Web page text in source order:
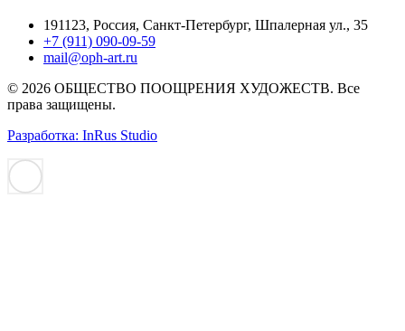
191123, Россия, Санкт-Петербург, Шпалерная ул., 35
+7 (911) 090-09-59
mail@oph-art.ru
© 2026 ОБЩЕСТВО ПООЩРЕНИЯ ХУДОЖЕСТВ. Все
права защищены.
Разработка: InRus Studio